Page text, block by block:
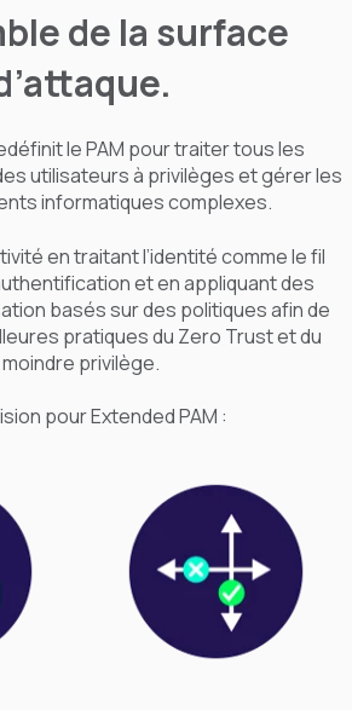
de la surface
le PAM pour traiter tous les
utilisateurs à privilèges et gérer les
informatiques complexes.
en traitant l’identité comme le fil
et en appliquant des
basés sur des politiques afin de
pratiques du Zero Trust et du
moindre privilège.
pour Extended PAM :